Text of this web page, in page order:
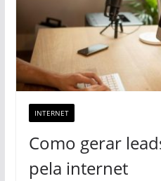
INTERNET
Como gerar
pela internet